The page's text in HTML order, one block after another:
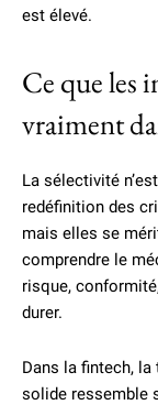
est élevé.
Ce que les
vraiment
La sélectivité
redéfinition des
mais elles se
comprendre le
risque,
durer.
Dans la fintech,
solide ressemble